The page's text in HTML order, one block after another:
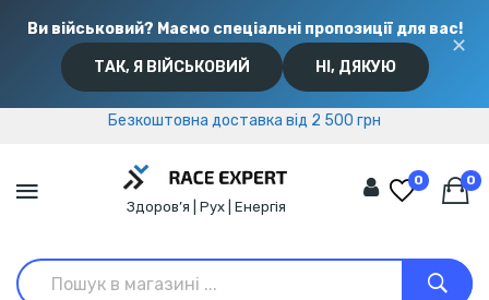
Ви військовий? Маємо спеціальні пропозиції для вас!
ТАК, Я ВІЙСЬКОВИЙ НІ, ДЯКУЮ
✕
Безкоштовна доставка від 2 500 грн
Безкоштовна доставка від 2 500 грн
Здоров’я | Рух | Енергія
0 0